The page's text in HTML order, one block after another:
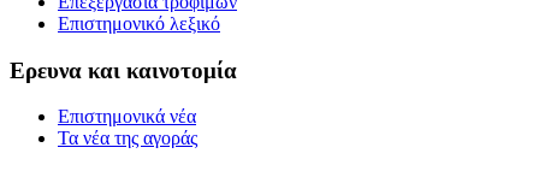
Επιστημονικό λεξικό
Ερευνα και καινοτομία
Επιστημονικά νέα
Τα νέα της αγοράς